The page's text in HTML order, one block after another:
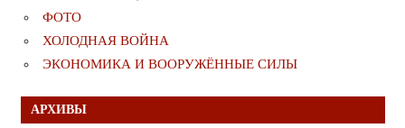
ФОТО
ХОЛОДНАЯ ВОЙНА
ЭКОНОМИКА И ВООРУЖЁННЫЕ СИЛЫ
АРХИВЫ